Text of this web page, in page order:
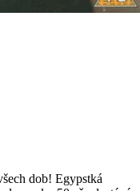
dob! Egypstká